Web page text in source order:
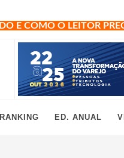
E COMO O LEITOR
RANKING ED. ANUAL